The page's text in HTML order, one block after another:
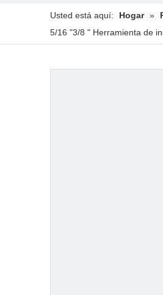
Usted está aquí: Hogar »
5/16 "3/8 " Herramienta de